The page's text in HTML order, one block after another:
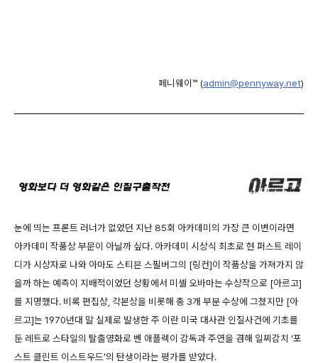
페니웨이™ (admin@pennyway.net)
눈에 띄는 프론트 러너가 없었던 지난 85회 아카데미의 가장 큰 이변이라면
아카데미 작품상 부문이 아닐까 싶다. 아카데미 시상식 최초로 현 퍼스트 레이
디가 시상자로 나와 아마도 스티븐 스필버그의 [링컨]이 작품상을 가져가지 않
을까 하는 예측이 지배적이었던 상황에서 미셸 오바마는 수상작으로 [아르고]
를 지명했다. 비록 편집상, 각본상을 비롯해 총 3개 부분 수상에 그쳤지만 [아
르고]는 1970년대 말 실제로 발생한 주 이란 미국 대사관 인질사건에 기초를
둔 레트로 스타일의 탈출영화로 벤 애플렉이 감독과 주연을 겸해 일찌감치 ‘포
스트 클린트 이스트우드’의 탄생이라는 평가를 받았다.